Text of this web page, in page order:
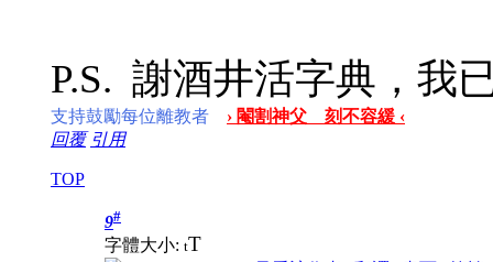
P.S. 謝酒井活字典，我
支持鼓勵每位離教者
› 閹割神父 刻不容緩 ‹
回覆 引用
TOP
9#
字體大小: tT